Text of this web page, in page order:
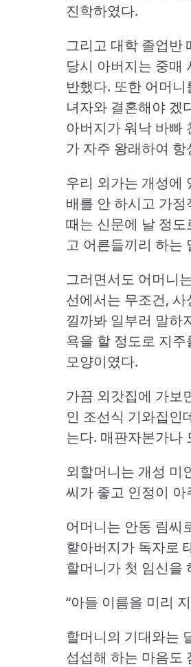
진학하였다.
그리고 대학 졸업반
당시 아버지는 중매
반했다. 또한 어머니
녀자와 결혼해야 겠
아버지가 워낙 바빠
가 자주 왕래하여
우리 외가는 개성에
배를 안 하시고 가
때는 신문에 날 정
고 어른들끼리 하는
그러면서도 어머니
선에서는 무조건,
낄까봐 일부러 말하
욕을 할 정도로 지
모양이였다.
가끔 외갓집에 가보
인 조선식 기와집인
는다. 매판자본가나
외할머니는 개성 미
씨가 좋고 인정이
어머니는 안동 림씨
할아버지가 독자로
할머니가 첫 임신을
“아들 이름을 미리
할머니의 기대와는
섭섭해 하는 마음도